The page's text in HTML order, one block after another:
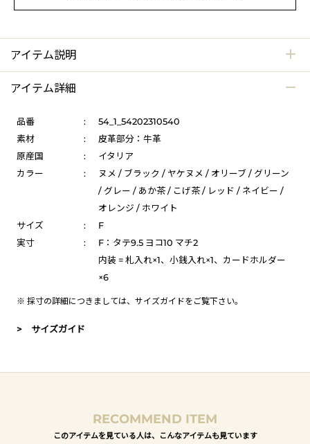
アイテム説明
アイテム詳細
品番 :
54_1_54202310540
素材
:
皮革部分：牛革
原産国
:
イタリア
カラー
:
ヌメ / ブラック / ヤケヌメ / オリーブ / グリーン
/ グレー / あか茶 / こげ茶 / レッド / ネイビー /
オレンジ / ホワイト
サイズ
:
F
実寸
:
F：タテ9.5 ヨコ10 マチ2
内装 = 札入れ×1、小銭入れ×1、カードホルダー
×6
※ 採寸の詳細につきましては、 サイズガイドをご覧下さい。
> サイズガイド
RECOMMEND ITEM
このアイテムを見ている人は、こんなアイテムも見ています